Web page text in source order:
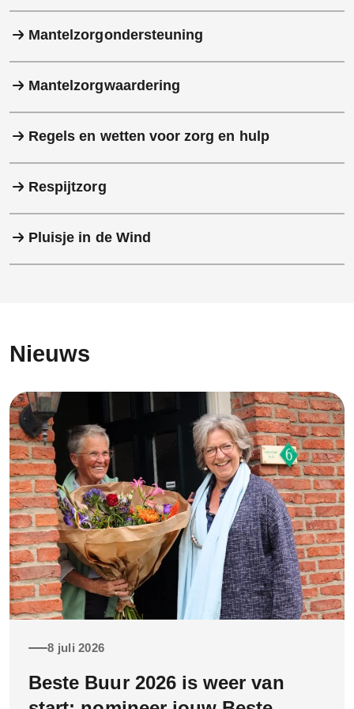
Mantelzorgondersteuning
Mantelzorgwaardering
Regels en wetten voor zorg en hulp
Respijtzorg
Pluisje in de Wind
Nieuws
8 juli 2026
Beste Buur 2026 is weer van